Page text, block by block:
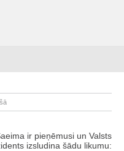
ir pieņēmusi un Valsts
izsludina šādu likumu: